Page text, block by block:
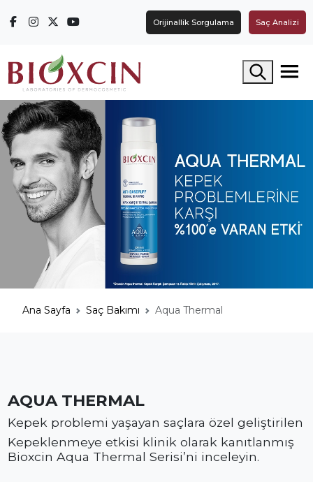
Orijinallik Sorgulama Saç Analizi
Arama yap
Ana Sayfa Saç Bakımı Aqua Thermal
AQUA THERMAL
Kepek problemi yaşayan saçlara özel geliştirilen
Kepeklenmeye etkisi klinik olarak kanıtlanmış
Bioxcin Aqua Thermal Serisi’ni inceleyin.